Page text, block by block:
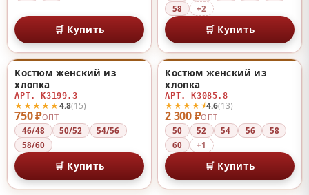
🛒 Купить
58
+2
🛒 Купить
НОВИНКА
750 ₽ОПТ
★★★★★4.8(15)
Костюм женский из
хлопка
АРТ. К3199.3
46/48 50/52
54/56
58/60
🛒 Купить
2 300 ₽ОПТ
★★★★⯨4.6(13)
Костюм женский из
хлопка
АРТ. К3085.8
50 52 54 56
58
60
+1
🛒 Купить